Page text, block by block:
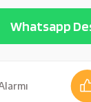
Whatsapp